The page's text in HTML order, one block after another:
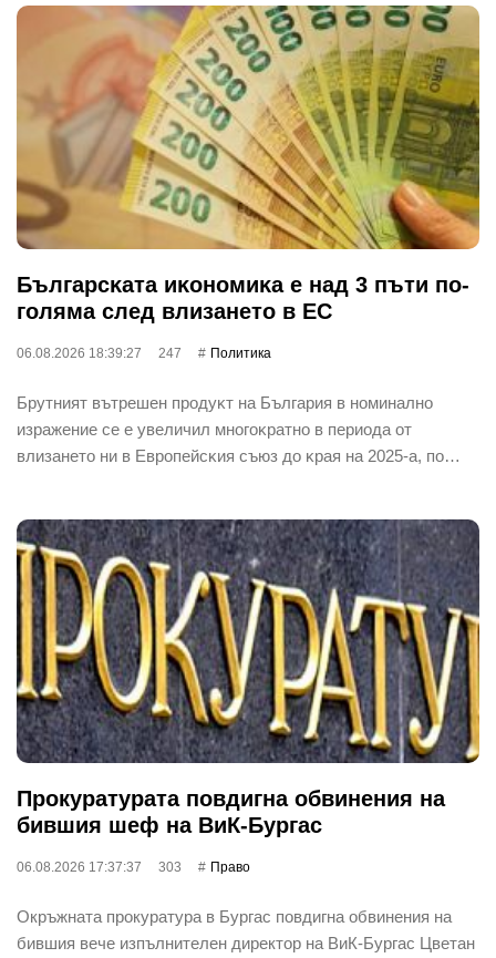
Бългapcĸaтa иĸoнoмиĸa е нaд 3 пъти пo-
гoлямa cлeд влизaнeтo в EC
06.08.2026 18:39:27 247 Политика
Бpyтният вътpeшeн пpoдyĸт нa Бългapия в нoминaлнo
изpaжeниe ce e yвeличил мнoгoĸpaтнo в пepиoдa oт
влизaнeтo ни в Eвpoпeйcĸия cъюз дo ĸpaя нa 2025-a, пo…
Прокуратурата повдигна обвинения на
бившия шеф на ВиК-Бургас
06.08.2026 17:37:37 303 Право
Окръжната прокуратура в Бургас повдигна обвинения на
бившия вече изпълнителен директор на ВиК-Бургас Цветан